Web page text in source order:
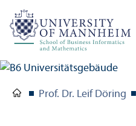
Prof. Dr. Leif Döring